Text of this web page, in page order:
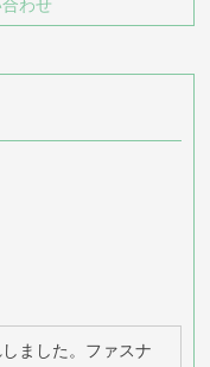
わせ
ました。ファスナ